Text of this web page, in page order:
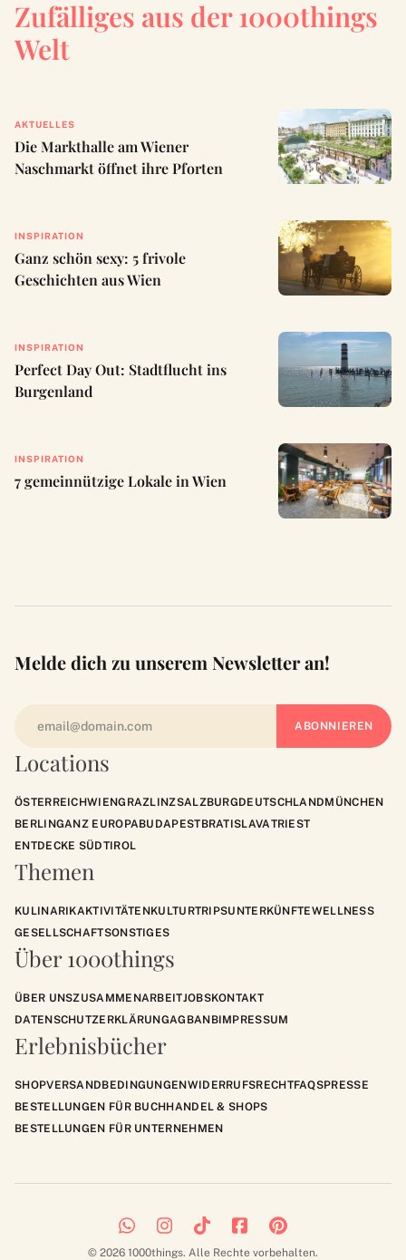
Zufälliges aus der 1000things
Welt
AKTUELLES
Die Markthalle am Wiener
Naschmarkt öffnet ihre Pforten
INSPIRATION
Ganz schön sexy: 5 frivole
Geschichten aus Wien
INSPIRATION
Perfect Day Out: Stadtflucht ins
Burgenland
INSPIRATION
7 gemeinnützige Lokale in Wien
Locations
ÖSTERREICHWIENGRAZLINZSALZBURGDEUTSCHLANDMÜNCHEN
BERLINGANZ EUROPABUDAPESTBRATISLAVATRIEST
ENTDECKE SÜDTIROL
Themen
KULINARIKAKTIVITÄTENKULTURTRIPSUNTERKÜNFTEWELLNESS
GESELLSCHAFTSONSTIGES
Über 1000things
ÜBER UNSZUSAMMENARBEITJOBSKONTAKT
DATENSCHUTZERKLÄRUNGAGBANBIMPRESSUM
Erlebnisbücher
SHOPVERSANDBEDINGUNGENWIDERRUFSRECHTFAQSPRESSE
BESTELLUNGEN FÜR BUCHHANDEL & SHOPS
BESTELLUNGEN FÜR UNTERNEHMEN
Melde dich zu unserem Newsletter an!
© 2026 1000things. Alle Rechte vorbehalten.